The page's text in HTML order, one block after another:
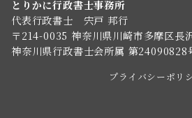
とりかに行政書士事務所
代表行政書士 宍戸 邦行
〒214-0035 神奈川県川崎市多摩区長
神奈川県行政書士会所属 第24090828
プライバシーポリ